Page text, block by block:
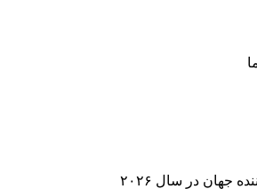
جهان در سال ۲۰۲۶